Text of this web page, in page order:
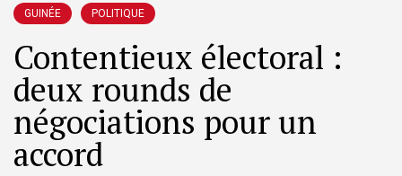
GUINÉE POLITIQUE
Contentieux électoral :
deux rounds de
négociations pour un
accord